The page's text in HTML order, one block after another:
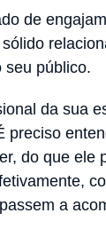
de
público.⠀
da sua
preciso
do que ele
a